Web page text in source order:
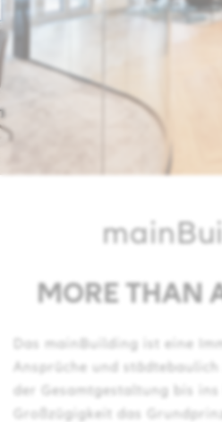
MORE THAN
Das mainBuilding ist eine
Ansprüche und
der Gesamtgestaltung bis
Großzügigkeit das